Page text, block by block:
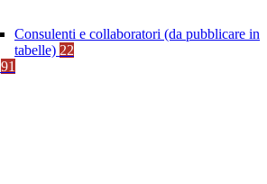
Consulenti e collaboratori (da pubblicare in
tabelle) 22
91